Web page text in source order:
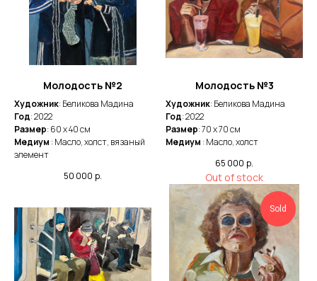
Молодость №2
Художник: Беликова Мадина
Год: 2022
Размер: 60 х 40 см
Медиум : Масло, холст, вязаный
элемент
50 000 р.
Молодость №3
Художник: Беликова Мадина
Год: 2022
Размер: 70 х 70 см
Медиум : Масло, холст
65 000 р.
Out of stock
Sold